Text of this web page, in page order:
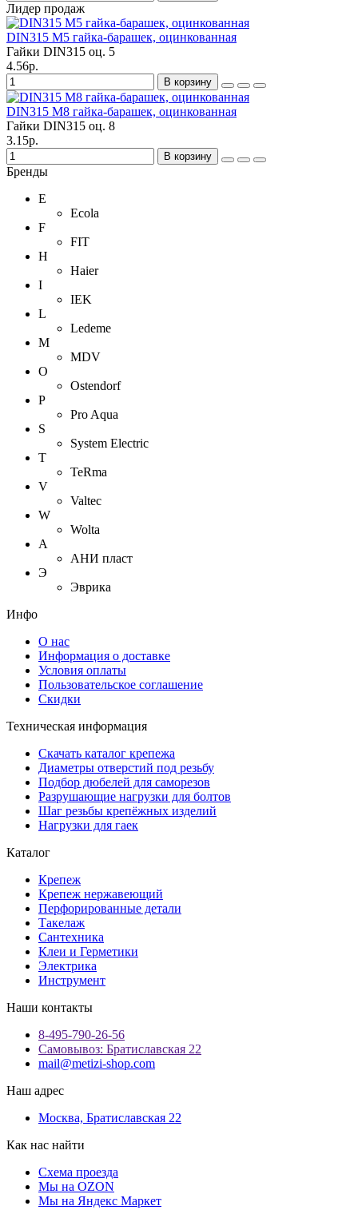
Лидер продаж
DIN315 M5 гайка-барашек, оцинкованная
Гайки DIN315 оц. 5
4.56р.
В корзину
DIN315 M8 гайка-барашек, оцинкованная
Гайки DIN315 оц. 8
3.15р.
В корзину
Бренды
E
Ecola
F
FIT
H
Haier
I
IEK
L
Ledeme
M
MDV
O
Ostendorf
P
Pro Aqua
S
System Electric
T
TeRma
V
Valtec
W
Wolta
А
АНИ пласт
Э
Эврика
Инфо
О нас
Информация о доставке
Условия оплаты
Пользовательское соглашение
Скидки
Техническая информация
Скачать каталог крепежа
Диаметры отверстий под резьбу
Подбор дюбелей для саморезов
Разрушающие нагрузки для болтов
Шаг резьбы крепёжных изделий
Нагрузки для гаек
Каталог
Крепеж
Крепеж нержавеющий
Перфорированные детали
Такелаж
Сантехника
Клеи и Герметики
Электрика
Инструмент
Наши контакты
8-495-790-26-56
Самовывоз: Братиславская 22
mail@metizi-shop.com
Наш адрес
Москва, Братиславская 22
Как нас найти
Схема проезда
Мы на OZON
Мы на Яндекс Маркет